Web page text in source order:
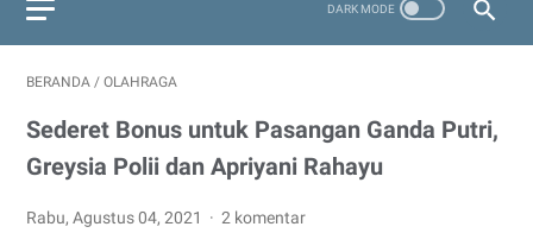
BERANDA / OLAHRAGA
Sederet Bonus untuk Pasangan Ganda Putri,
Greysia Polii dan Apriyani Rahayu
Rabu, Agustus 04, 2021 2 komentar